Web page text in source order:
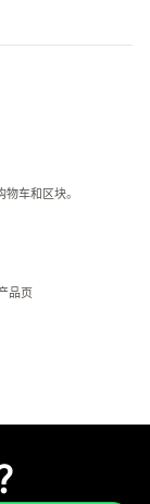
车和区块。
品页